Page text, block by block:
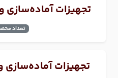
تجهیزات
تعداد
تجهیزات